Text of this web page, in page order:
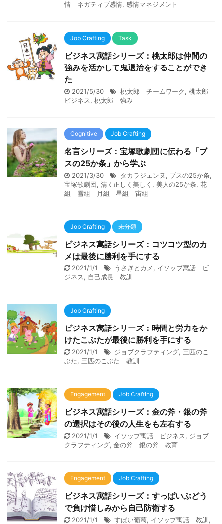
情 ネガティブ感情, 感情マネジメント
Job Crafting Task
ビジネス寓話シリーズ：桃太郎は仲間の
強みを活かして鬼退治をすることができ
た
2021/5/30 桃太郎 チームワーク, 桃太郎
ビジネス, 桃太郎 強み
Cognitive Job Crafting
名言シリーズ：宝塚歌劇団に伝わる「ブ
スの25か条」から学ぶ
2021/3/30 タカラジェンヌ, ブスの25か条,
宝塚歌劇団, 清く正しく美しく , 美人の25か条, 花
組 雪組 月組 星組 宙組
Job Crafting 未分類
ビジネス寓話シリーズ：コツコツ型のカ
メは最後に勝利を手にする
2021/1/1 うさぎとカメ, イソップ寓話 ビ
ジネス, 自己成長 教訓
Job Crafting
ビジネス寓話シリーズ：時間と労力をか
けたこぶたが最後に勝利を手にする
2021/1/1 ジョブクラフティング, 三匹のこ
ぶた, 三匹のこぶた 教訓
Engagement Job Crafting
ビジネス寓話シリーズ：金の斧・銀の斧
の選択はその後の人生をも左右する
2021/1/1 イソップ寓話 ビジネス, ジョブ
クラフティング, 金の斧 銀の斧 教育
Engagement Job Crafting
ビジネス寓話シリーズ：すっぱいぶどう
で負け惜しみから自己防衛する
2021/1/1 すぱい葡萄, イソップ寓話 教訓,